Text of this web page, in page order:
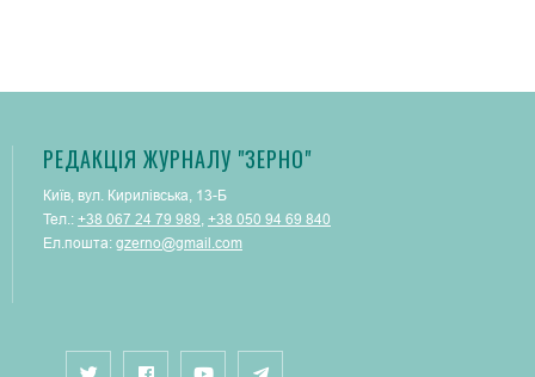
РЕДАКЦІЯ ЖУРНАЛУ "ЗЕРНО"
Київ, вул. Кирилівська, 13-Б
Тел.: +38 067 24 79 989 +38 050 94 69 840
Ел.пошта: gzerno@gmail.com